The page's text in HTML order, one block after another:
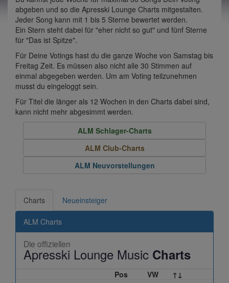
abgeben und so die Apresski Lounge Charts mitgestalten.
Jeder Song kann mit 1 bis 5 Sterne bewertet werden.
Ein Stern steht dabei für "eher nicht so gut" und fünf Sterne
für "Das ist Spitze".
Für Deine Votings hast du die ganze Woche von Samstag bis
Freitag Zeit. Es müssen also nicht alle 30 Stimmen auf
einmal abgegeben werden. Um am Voting teilzunehmen
musst du eingeloggt sein.
Für Titel die länger als 12 Wochen in den Charts dabei sind,
kann nicht mehr abgesimmt werden.
ALM Schlager-Charts
ALM Club-Charts
ALM Neuvorstellungen
Charts Neueinsteiger
ALM Charts
Die offiziellen
Apresski Lounge Music Charts
Pos VW ↑↓